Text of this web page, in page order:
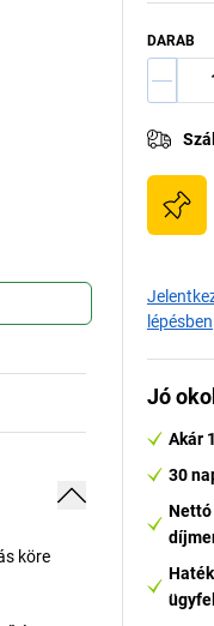
köre
DARAB
lépésben
Jó
Akár
30
Nettó